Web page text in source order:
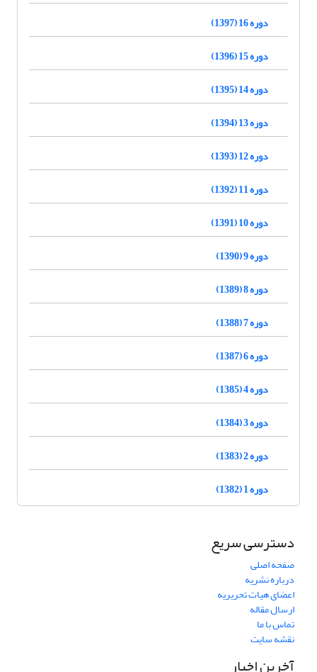
دوره 16 (1397)
دوره 15 (1396)
دوره 14 (1395)
دوره 13 (1394)
دوره 12 (1393)
دوره 11 (1392)
دوره 10 (1391)
دوره 9 (1390)
دوره 8 (1389)
دوره 7 (1388)
دوره 6 (1387)
دوره 4 (1385)
دوره 3 (1384)
دوره 2 (1383)
دوره 1 (1382)
دسترسی سریع
صفحه اصلی
درباره نشریه
اعضای هیات تحریریه
ارسال مقاله
تماس با ما
نقشه سایت
آخرین اخبار